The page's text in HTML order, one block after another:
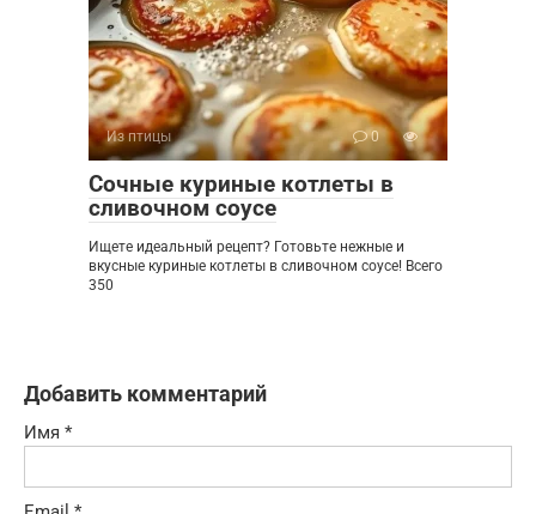
Из птицы 0
Сочные куриные котлеты в
сливочном соусе
Ищете идеальный рецепт? Готовьте нежные и
вкусные куриные котлеты в сливочном соусе! Всего
350
Добавить комментарий
Имя *